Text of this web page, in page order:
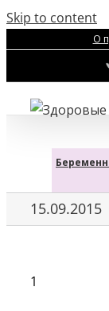
Skip to content
О
15.09.2015
1